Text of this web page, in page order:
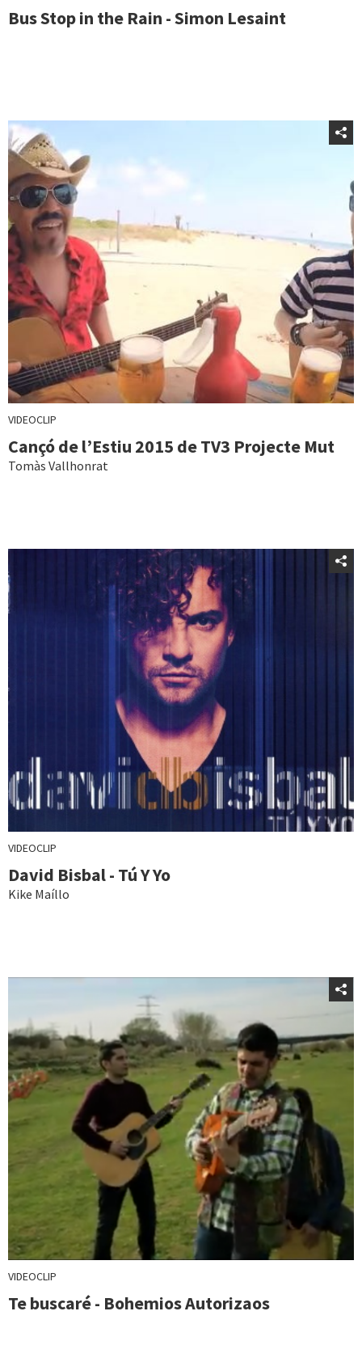
Bus Stop in the Rain - Simon Lesaint
VIDEOCLIP
Cançó de l’Estiu 2015 de TV3 Projecte Mut
Tomàs Vallhonrat
VIDEOCLIP
David Bisbal - Tú Y Yo
Kike Maíllo
VIDEOCLIP
Te buscaré - Bohemios Autorizaos